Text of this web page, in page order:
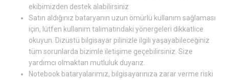
ekibimizden destek alabilirsiniz
Satın aldığınız bataryanın uzun ömürlü kullanım sağlaması
için, lütfen kullanım talimatındaki yönergeleri dikkatlice
okuyun. Dizüstü bilgisayar pilinizle ilgili yaşayabileceğiniz
tüm sorunlarda bizimle iletişime geçebilirsiniz. Size
yardımcı olmaktan mutluluk duyarız.
Notebook bataryalarımız, bilgisayarınıza zarar verme riski